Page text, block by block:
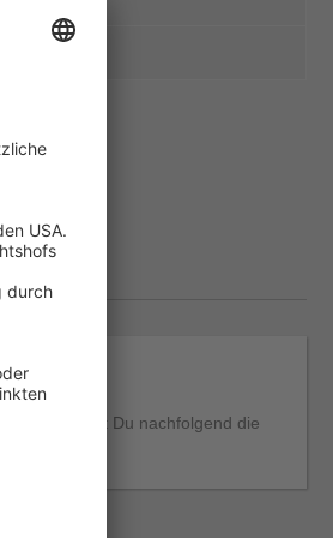
wird, findest Du nachfolgend die